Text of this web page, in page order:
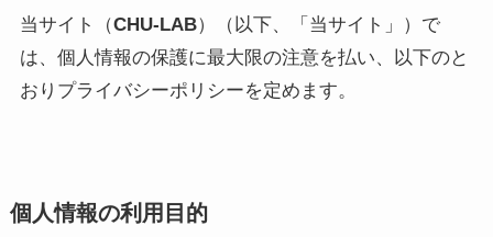
当サイト（CHU-LAB）（以下、「当サイト」）で
は、個人情報の保護に最大限の注意を払い、以下のと
おりプライバシーポリシーを定めます。
個人情報の利用目的